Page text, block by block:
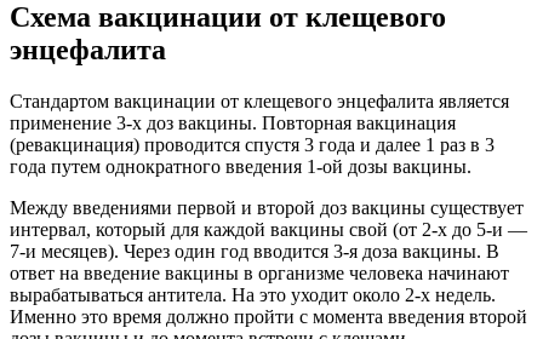
Схема вакцинации от клещевого
энцефалита
Стандартом вакцинации от клещевого энцефалита является
применение 3-х доз вакцины. Повторная вакцинация
(ревакцинация) проводится спустя 3 года и далее 1 раз в 3
года путем однократного введения 1-ой дозы вакцины.
Между введениями первой и второй доз вакцины существует
интервал, который для каждой вакцины свой (от 2-х до 5-и —
7-и месяцев). Через один год вводится 3-я доза вакцины. В
ответ на введение вакцины в организме человека начинают
вырабатываться антитела. На это уходит около 2-х недель.
Именно это время должно пройти с момента введения второй